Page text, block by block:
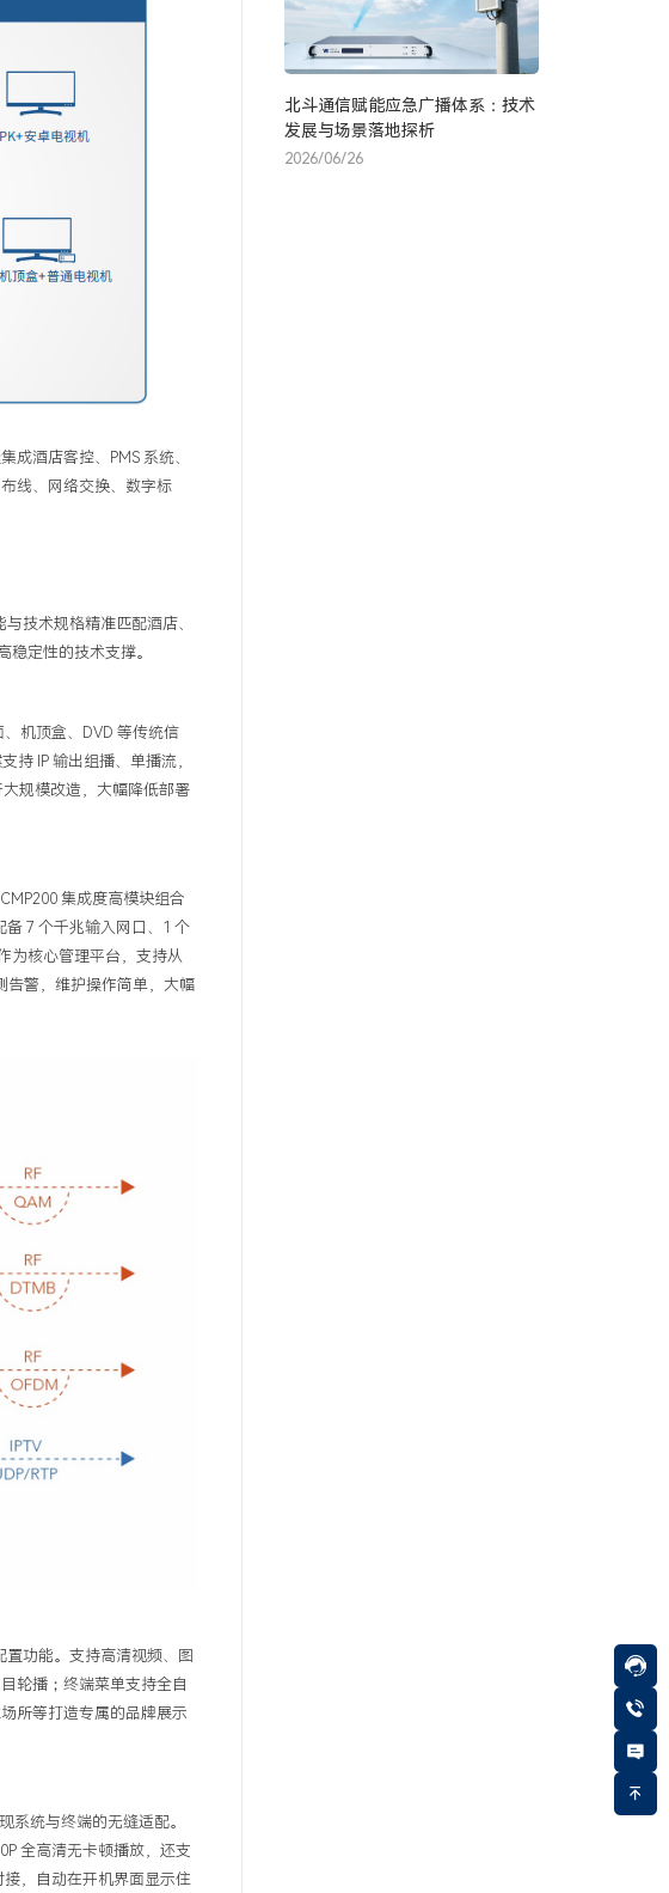
成酒店客控、 PMS 系统、
线、网络交换、数字标
技术规格精准匹配酒店、
稳定性的技术支撑。
机顶盒、 DVD等传统信
持 IP输出组播、单播流，
规模改造，大幅降低部署
CMP200集成度高模块组合
备7个千兆输入网口、 1个
为核心管理平台，支持从
告警，维护操作简单，大幅
功能。支持高清视频、图
轮播；终端菜单支持全自
所等打造专属的品牌展示
现系统与终端的无缝适配。
全高清无卡顿播放，还支
接，自动在开机界面显示住
北斗通信赋能应急广播体系：技术
发展与场景落地探析
2026/06/26